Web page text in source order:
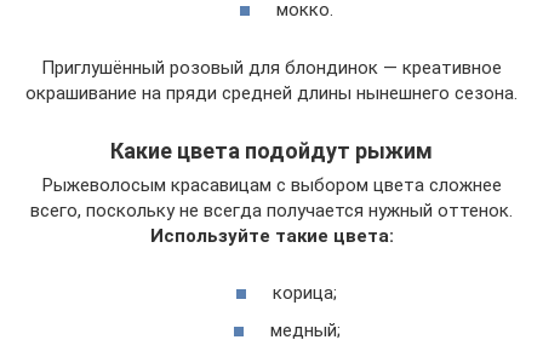
мокко.
Приглушённый розовый для блондинок — креативное
окрашивание на пряди средней длины нынешнего сезона.
Какие цвета подойдут рыжим
Рыжеволосым красавицам с выбором цвета сложнее
всего, поскольку не всегда получается нужный оттенок.
Используйте такие цвета:
корица;
медный;